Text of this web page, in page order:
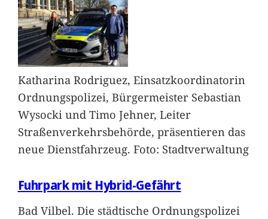
Katharina Rodriguez, Einsatzkoordinatorin
Ordnungspolizei, Bürgermeister Sebastian
Wysocki und Timo Jehner, Leiter
Straßenverkehrsbehörde, präsentieren das
neue Dienstfahrzeug. Foto: Stadtverwaltung
Fuhrpark mit Hybrid-Gefährt
Bad Vilbel. Die städtische Ordnungspolizei